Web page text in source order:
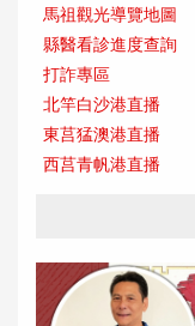
馬祖觀光導覽地圖
縣醫看診進度查詢
打詐專區
北竿白沙港直播
東莒猛澳港直播
西莒青帆港直播